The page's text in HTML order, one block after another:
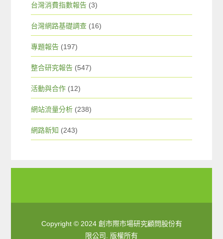
台灣消費指數報告 (3)
台灣網路基礎調查 (16)
專題報告 (197)
整合研究報告 (547)
活動與合作 (12)
網站流量分析 (238)
網路新知 (243)
Copyright © 2024 創市際市場研究顧問股份有
限公司. 版權所有